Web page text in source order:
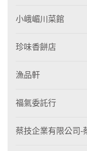
小峨嵋川菜館
珍味香餅店
漁品軒
福氣委託行
蔡技企業有限公司-